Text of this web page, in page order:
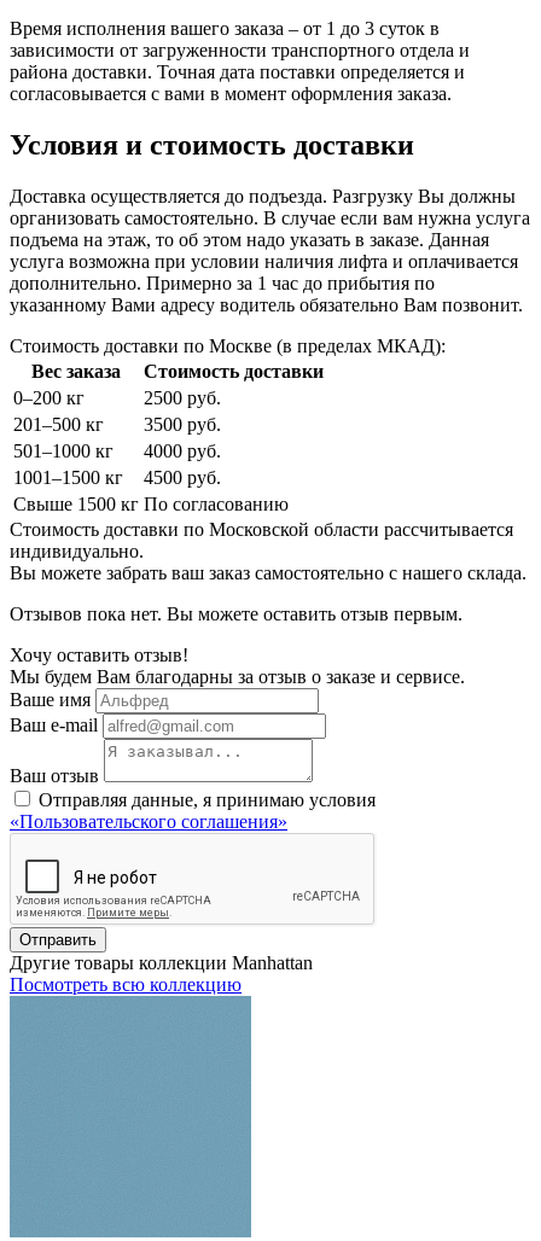
Время исполнения вашего заказа – от 1 до 3 суток в
зависимости от загруженности транспортного отдела и
района доставки. Точная дата поставки определяется и
согласовывается с вами в момент оформления заказа.
Условия и стоимость доставки
Доставка осуществляется до подъезда. Разгрузку Вы должны
организовать самостоятельно. В случае если вам нужна услуга
подъема на этаж, то об этом надо указать в заказе. Данная
услуга возможна при условии наличия лифта и оплачивается
дополнительно. Примерно за 1 час до прибытия по
указанному Вами адресу водитель обязательно Вам позвонит.
Стоимость доставки по Москве (в пределах МКАД):
Вес заказа
Стоимость доставки
0–200 кг
2500 руб.
201–500 кг
3500 руб.
501–1000 кг
4000 руб.
1001–1500 кг
4500 руб.
Свыше 1500 кг По согласованию
Стоимость доставки по Московской области рассчитывается
индивидуально.
Вы можете забрать ваш заказ самостоятельно с нашего склада.
Отзывов пока нет. Вы можете оставить отзыв первым.
Хочу оставить отзыв!
Мы будем Вам благодарны за отзыв о заказе и сервисе.
Ваше имя
Ваш e-mail
Ваш отзыв
Отправляя данные, я принимаю условия
«Пользовательского соглашения»
Отправить
Другие товары коллекции Manhattan
Посмотреть всю коллекцию